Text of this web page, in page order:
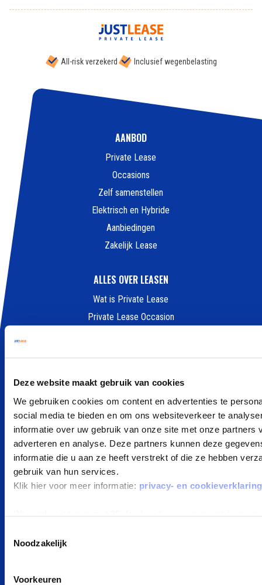
Deze website maakt gebruik van cookies
We gebruiken cookies om content en advertenties te
social media te bieden en om ons websiteverkeer te
informatie over uw gebruik van onze site met onze partners
adverteren en analyse. Deze partners kunnen deze
informatie die u aan ze heeft verstrekt of die ze hebben
gebruik van hun services.
Klik hier voor meer informatie: privacy- en cookieverklaring
Noodzakelijk
Voorkeuren
All-risk verzekerd Inclusief wegenbelasting
AANBOD
Private Lease
Occasions
Zelf samenstellen
Elektrisch en Hybride
Aanbiedingen
Zakelijk Lease
ALLES OVER LEASEN
Wat is Private Lease
Private Lease Occasion
Private Lease berekenen
Kleine elektrische auto
Goedkoop auto leasen
POPULAIRE MERKEN
Peugeot private leasen
Kia private leasen